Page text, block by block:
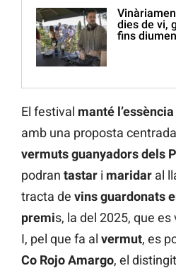
dies de vi,
fins
El festival manté
amb una proposta
vermuts guanyadors dels
podran tastar i maridar al
tracta de vins guardonats
premis, la del 2025, que es
I, pel que fa al vermut, es
Co Rojo Amargo, el